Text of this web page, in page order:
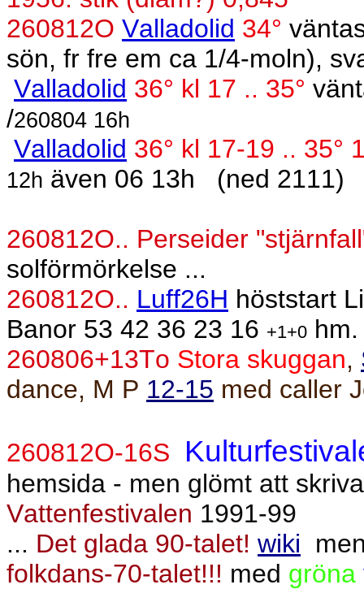
260812O Valladolid 34°
sön, fr fre em ca 1/4-moln),
Valladolid 36° kl 17 .. 35°
/260804 16h
Valladolid 36° kl 17-19 .. 35°
12h även 06 13h (ned 2111)
260812O.. Perseider
solförmörkelse ...
260812O.. Luff26H höststart
Banor 53 42 36 23 16 +1+0
260806+13To Stora skuggan,
dance, M P 12-15 med caller
260812O-16S
hemsida - men glömt att
Vattenfestivalen 1991-99
... Det glada 90-talet! wiki
folkdans-70-talet!!! med gröna